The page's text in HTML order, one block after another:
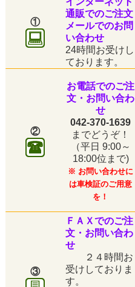
①
通販でのご注文
メールでのお問
い合わせ
24時間お受けし
ております。
②
お電話でのご注
文・お問い合わ
せ
042-370-1639
までどうぞ！
（平日 9:00～
18:00位まで)
※ お問い合わせに
は車検証のご用意
を！
③
ＦＡＸでのご注
文・お問い合わ
せ
２４時間お
受けしておりま
す。